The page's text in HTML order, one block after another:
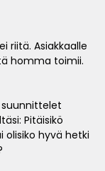
riitä. Asiakkaalle
homma toimii.
suunnittelet
Pitäisikö
olisiko hyvä hetki